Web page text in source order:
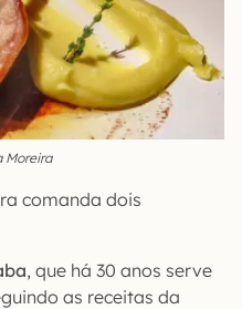
Moreira
comanda dois
, que há 30 anos serve
as receitas da